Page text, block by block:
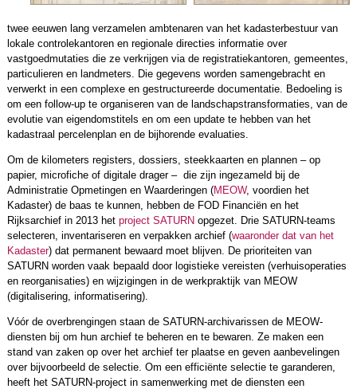
twee eeuwen lang verzamelen ambtenaren van het kadasterbestuur van
lokale controlekantoren en regionale directies informatie over
vastgoedmutaties die ze verkrijgen via de registratiekantoren, gemeentes,
particulieren en landmeters. Die gegevens worden samengebracht en
verwerkt in een complexe en gestructureerde documentatie. Bedoeling is
om een follow-up te organiseren van de landschapstransformaties, van de
evolutie van eigendomstitels en om een update te hebben van het
kadastraal percelenplan en de bijhorende evaluaties.
Om de kilometers registers, dossiers, steekkaarten en plannen – op
papier, microfiche of digitale drager – die zijn ingezameld bij de
Administratie Opmetingen en Waarderingen (MEOW, voordien het
Kadaster) de baas te kunnen, hebben de FOD Financiën en het
Rijksarchief in 2013 het project SATURN opgezet. Drie SATURN-teams
selecteren, inventariseren en verpakken archief (waaronder dat van het
Kadaster) dat permanent bewaard moet blijven. De prioriteiten van
SATURN worden vaak bepaald door logistieke vereisten (verhuisoperaties
en reorganisaties) en wijzigingen in de werkpraktijk van MEOW
(digitalisering, informatisering).
Vóór de overbrengingen staan de SATURN-archivarissen de MEOW-
diensten bij om hun archief te beheren en te bewaren. Ze maken een
stand van zaken op over het archief ter plaatse en geven aanbevelingen
over bijvoorbeeld de selectie. Om een efficiënte selectie te garanderen,
heeft het SATURN-project in samenwerking met de diensten een